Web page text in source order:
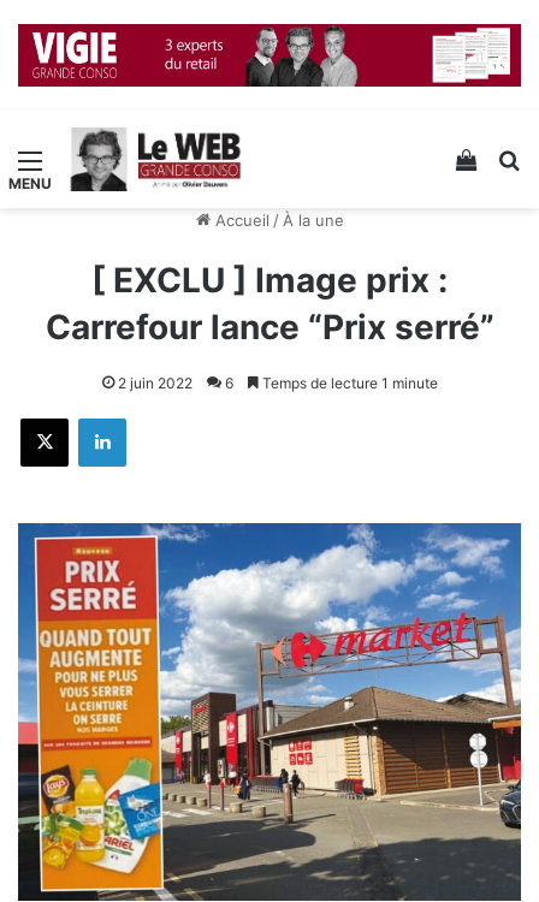
Menu Voir
Accueil / À la une
[ EXCLU ] Image prix :
Carrefour lance “Prix serré”
2 juin 2022 6 Temps de lecture 1 minute
X Linkedin